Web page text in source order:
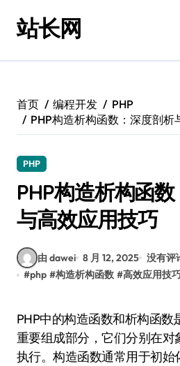
站长网
首页 编程开发
PHP
PHP构造析构函数：深度剖析
PHP
PHP构造析构函
与高效应用技巧
由 dawei 8 月 12, 2025 没有评
#php #构造析构函数 #高效应用技
PHP中的构造函数和析构函数是面向对象编程中的
重要组成部分，它们分别在对
执行。构造函数通常用于初始